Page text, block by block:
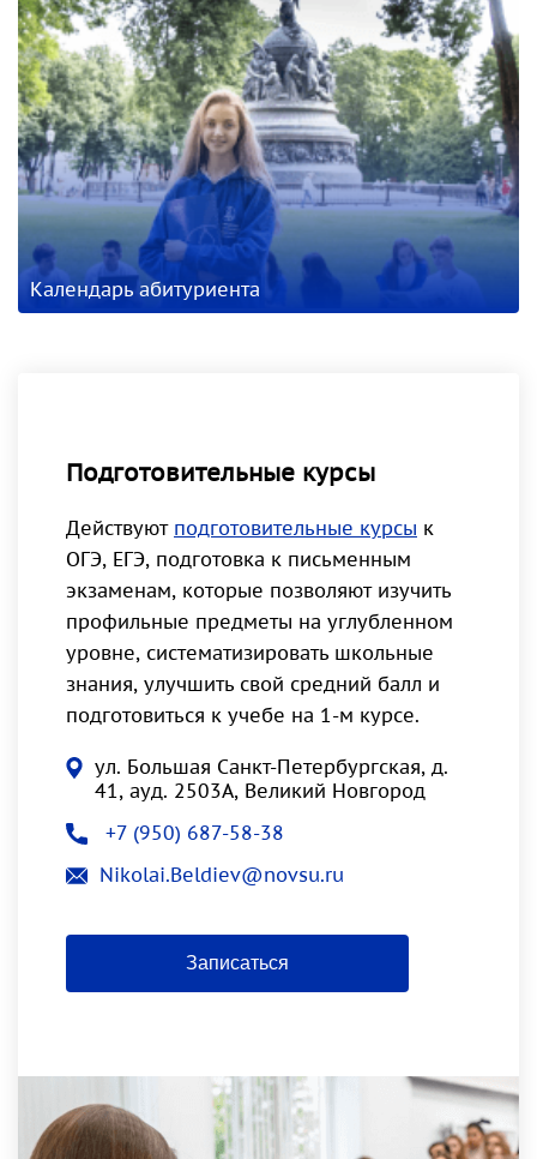
Календарь абитуриента
Подготовительные курсы
Действуют подготовительные курсы к
ОГЭ, ЕГЭ, подготовка к письменным
экзаменам, которые позволяют изучить
профильные предметы на углубленном
уровне, систематизировать школьные
знания, улучшить свой средний балл и
подготовиться к учебе на 1-м курсе.
ул. Большая Санкт-Петербургская, д.
41, ауд. 2503А, Великий Новгород
+7 (950) 687-58-38
Nikolai.Beldiev@novsu.ru
Записаться